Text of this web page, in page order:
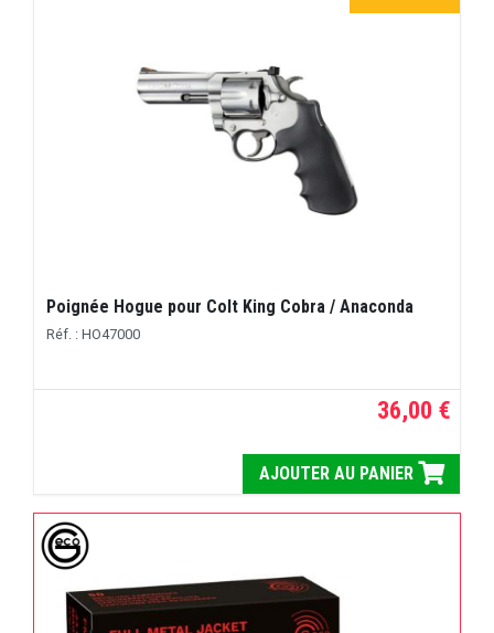
Poignée Hogue pour Colt King Cobra / Anaconda
Réf. : HO47000
36,00 €
AJOUTER AU PANIER